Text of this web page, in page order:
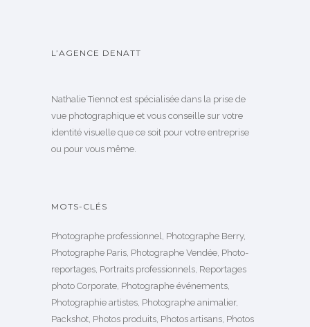
L’AGENCE DENATT
Nathalie Tiennot est spécialisée dans la prise de
vue photographique et vous conseille sur votre
identité visuelle que ce soit pour votre entreprise
ou pour vous même.
MOTS-CLÉS
Photographe professionnel, Photographe Berry,
Photographe Paris, Photographe Vendée, Photo-
reportages, Portraits professionnels, Reportages
photo Corporate, Photographe événements,
Photographie artistes, Photographe animalier,
Packshot, Photos produits, Photos artisans, Photos